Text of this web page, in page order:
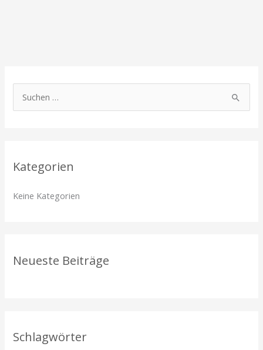
e
n
Kategorien
Keine Kategorien
Neueste Beiträge
Schlagwörter